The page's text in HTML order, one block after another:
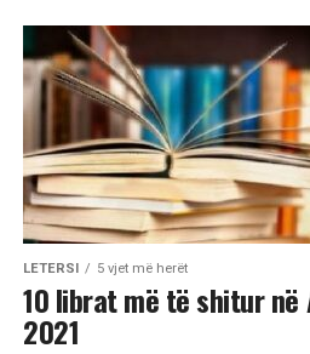
LETERSI 5 vjet më herët
10 librat më të shitur në
2021